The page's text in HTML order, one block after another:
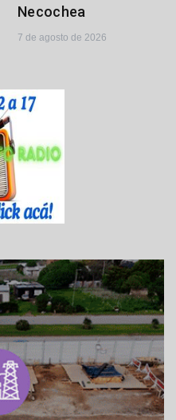
Necochea
7 de agosto de 2026